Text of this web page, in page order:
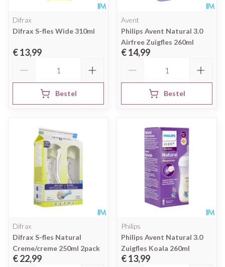
Difrax
Difrax S-fles Wide 310ml
€ 13,99
Bestel
Avent
Philips Avent Natural 3.0
Airfree Zuigfles 260ml
€ 14,99
Bestel
Difrax
Difrax S-fles Natural
Creme/creme 250ml 2pack
€ 22,99
Philips
Philips Avent Natural 3.0
Zuigfles Koala 260ml
€ 13,99